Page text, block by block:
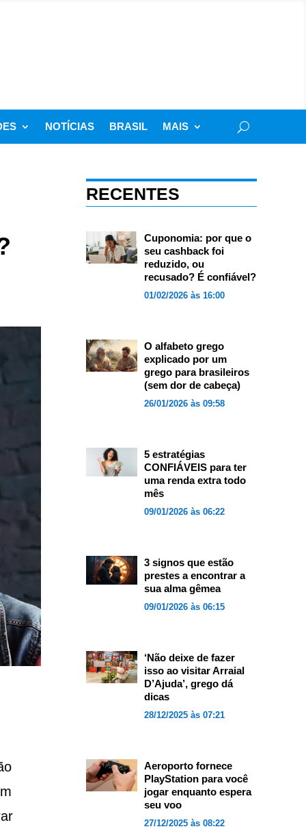
NOTÍCIAS BRASIL MAIS
RECENTES
Cuponomia: por que o
seu cashback foi
reduzido, ou
recusado? É confiável?
01/02/2026 às 16:00
O alfabeto grego
explicado por um
grego para brasileiros
(sem dor de cabeça)
26/01/2026 às 09:58
5 estratégias
CONFIÁVEIS para ter
uma renda extra todo
mês
09/01/2026 às 06:22
3 signos que estão
prestes a encontrar a
sua alma gêmea
09/01/2026 às 06:15
‘Não deixe de fazer
isso ao visitar Arraial
D’Ajuda’, grego dá
dicas
28/12/2025 às 07:21
Aeroporto fornece
PlayStation para você
jogar enquanto espera
seu voo
27/12/2025 às 08:22